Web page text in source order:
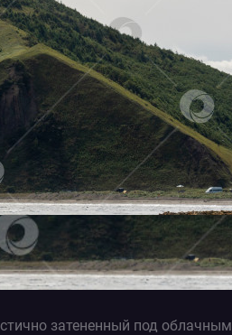
затененный под облачным